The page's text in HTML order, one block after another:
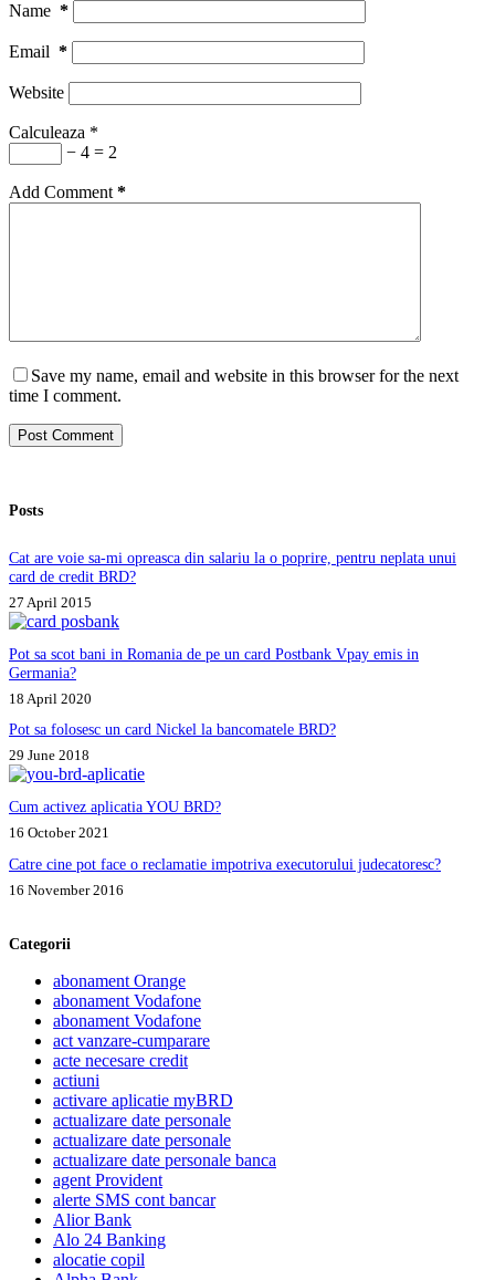
Name *
Email *
Website
Calculeaza *
− 4 = 2
Add Comment *
Save my name, email and website in this browser for the next
time I comment.
Post Comment
Posts
Cat are voie sa-mi opreasca din salariu la o poprire, pentru neplata unui
card de credit BRD?
27 April 2015
Pot sa scot bani in Romania de pe un card Postbank Vpay emis in
Germania?
18 April 2020
Pot sa folosesc un card Nickel la bancomatele BRD?
29 June 2018
Cum activez aplicatia YOU BRD?
16 October 2021
Catre cine pot face o reclamatie impotriva executorului judecatoresc?
16 November 2016
Categorii
abonament Orange
abonament Vodafone
abonament Vodafone
act vanzare-cumparare
acte necesare credit
actiuni
activare aplicatie myBRD
actualizare date personale
actualizare date personale
actualizare date personale banca
agent Provident
alerte SMS cont bancar
Alior Bank
Alo 24 Banking
alocatie copil